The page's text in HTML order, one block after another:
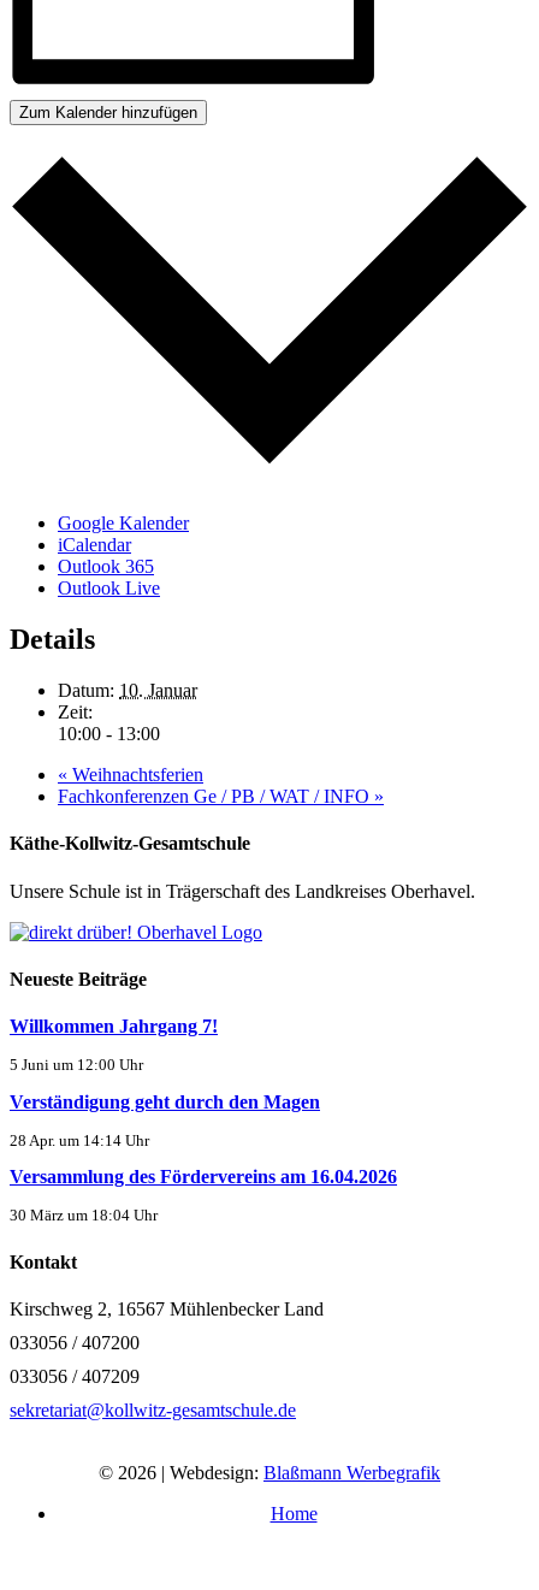
Zum Kalender hinzufügen
Google Kalender
iCalendar
Outlook 365
Outlook Live
Details
Datum: 10. Januar
Zeit:
10:00 - 13:00
« Weihnachtsferien
Fachkonferenzen Ge / PB / WAT / INFO »
Käthe-Kollwitz-Gesamtschule
Unsere Schule ist in Trägerschaft des Landkreises Oberhavel.
Neueste Beiträge
Willkommen Jahrgang 7!
5 Juni um 12:00 Uhr
Verständigung geht durch den Magen
28 Apr. um 14:14 Uhr
Versammlung des Fördervereins am 16.04.2026
30 März um 18:04 Uhr
Kontakt
Kirschweg 2, 16567 Mühlenbecker Land
033056 / 407200
033056 / 407209
sekretariat@kollwitz-gesamtschule.de
© 2026 | Webdesign: Blaßmann Werbegrafik
Home